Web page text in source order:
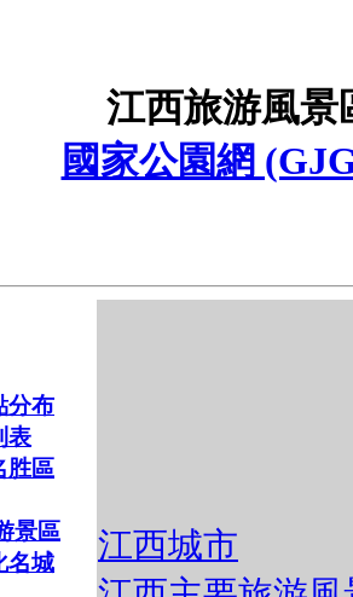
江西旅游風景
國家公園網
分布
表
胜區
景區
名城
江西城市